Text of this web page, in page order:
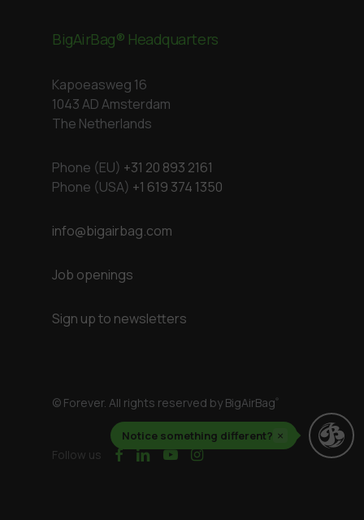
Notice something different? ×
BigAirBag® Headquarters
Kapoeasweg 16
1043 AD Amsterdam
The Netherlands
Phone (EU) +31 20 893 2161
Phone (USA) +1 619 374 1350
info@bigairbag.com
Job openings
Sign up to newsletters
© Forever. All rights reserved by BigAirBag®
Follow us facebook
linkedinyoutubeinstagram